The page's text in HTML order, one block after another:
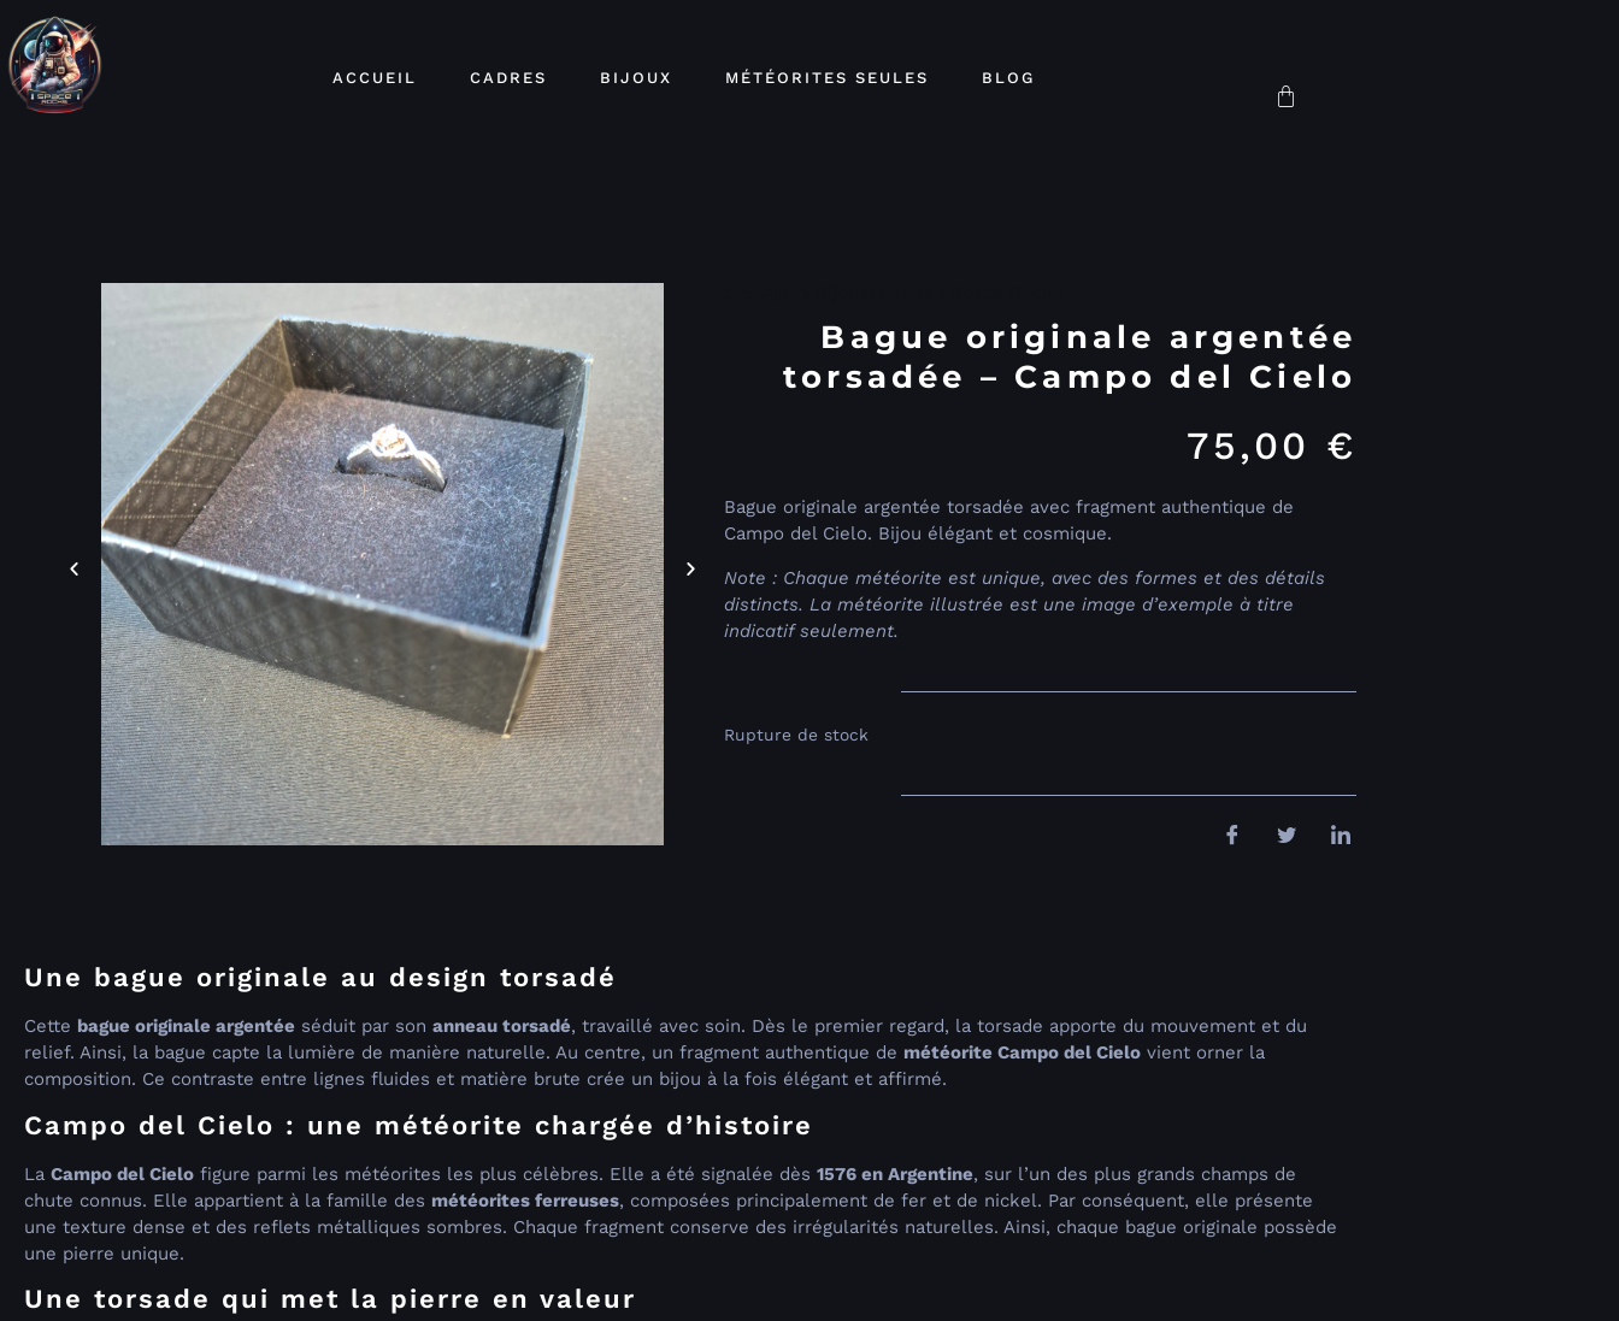
ACCUEIL CADRES BIJOUX MÉTÉORITES SEULES BLOG
Bague originale argentée
torsadée – Campo del Cielo
75,00 €
Bague originale argentée torsadée avec fragment authentique de
Campo del Cielo. Bijou élégant et cosmique.
Note : Chaque météorite est unique, avec des formes et des détails
distincts. La météorite illustrée est une image d’exemple à titre
indicatif seulement.
Rupture de stock
Une bague originale au design torsadé
Cette bague originale argentée séduit par son anneau torsadé, travaillé avec soin. Dès le premier regard, la torsade apporte du mouvement et du
relief. Ainsi, la bague capte la lumière de manière naturelle. Au centre, un fragment authentique de météorite Campo del Cielo vient orner la
composition. Ce contraste entre lignes fluides et matière brute crée un bijou à la fois élégant et affirmé.
Campo del Cielo : une météorite chargée d’histoire
La Campo del Cielo figure parmi les météorites les plus célèbres. Elle a été signalée dès 1576 en Argentine, sur l’un des plus grands champs de
chute connus. Elle appartient à la famille des météorites ferreuses, composées principalement de fer et de nickel. Par conséquent, elle présente
une texture dense et des reflets métalliques sombres. Chaque fragment conserve des irrégularités naturelles. Ainsi, chaque bague originale possède
une pierre unique.
Une torsade qui met la pierre en valeur